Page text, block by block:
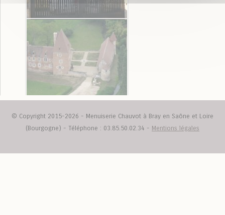
© Copyright 2015-2026 - Menuiserie Chauvot à Bray en Saône et Loire
(Bourgogne) - Téléphone : 03.85.50.02.34 - Mentions légales